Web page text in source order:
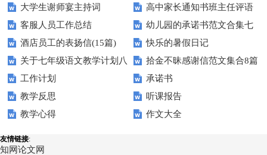
字汇总10篇
大学生谢师宴主持词
高中家长通知书班主任评语
客服人员工作总结
幼儿园的承诺书范文合集七
篇
酒店员工的表扬信(15篇)
快乐的暑假日记
关于七年级语文教学计划八
篇
拾金不昧感谢信范文集合8篇
工作计划
承诺书
教学反思
听课报告
教学心得
作文大全
友情链接:
知网论文网